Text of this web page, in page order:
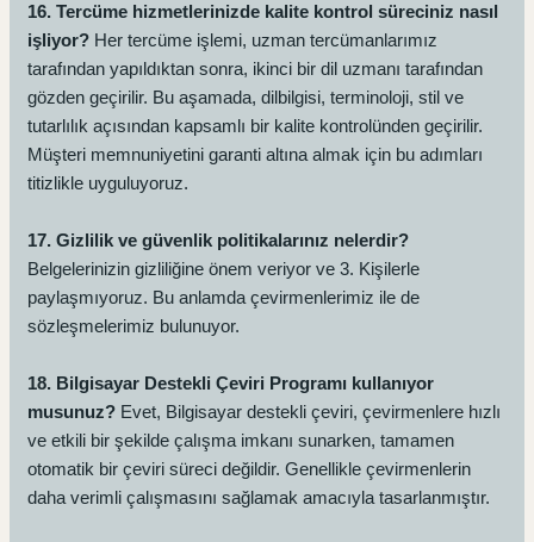
16. Tercüme hizmetlerinizde kalite kontrol süreciniz nasıl
işliyor? Her tercüme işlemi, uzman tercümanlarımız
tarafından yapıldıktan sonra, ikinci bir dil uzmanı tarafından
gözden geçirilir. Bu aşamada, dilbilgisi, terminoloji, stil ve
tutarlılık açısından kapsamlı bir kalite kontrolünden geçirilir.
Müşteri memnuniyetini garanti altına almak için bu adımları
titizlikle uyguluyoruz.
17. Gizlilik ve güvenlik politikalarınız nelerdir?
Belgelerinizin gizliliğine önem veriyor ve 3. Kişilerle
paylaşmıyoruz. Bu anlamda çevirmenlerimiz ile de
sözleşmelerimiz bulunuyor.
18. Bilgisayar Destekli Çeviri Programı kullanıyor
musunuz? Evet, Bilgisayar destekli çeviri, çevirmenlere hızlı
ve etkili bir şekilde çalışma imkanı sunarken, tamamen
otomatik bir çeviri süreci değildir. Genellikle çevirmenlerin
daha verimli çalışmasını sağlamak amacıyla tasarlanmıştır.